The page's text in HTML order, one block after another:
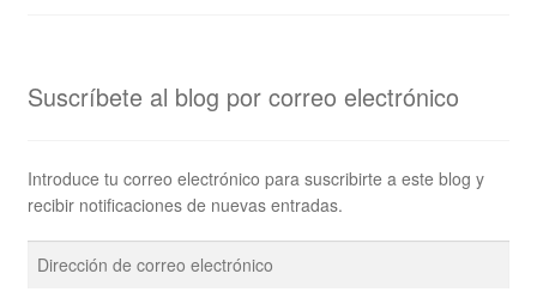
Suscríbete al blog por correo electrónico
Introduce tu correo electrónico para suscribirte a este blog y
recibir notificaciones de nuevas entradas.
Dirección
de